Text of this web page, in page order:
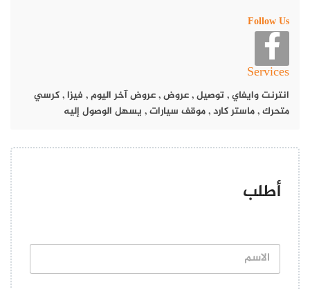
موقعمطعم آشا
يقع مطعم آشا في ​ بيراميدز، وافي مول طريق عود ميثاء مدينة دبي
في دولة الإمارات العربية المتحدة.
منيومطعم آشا
لقد نجحت آشا بهوسل في جذب الجماهير حول العالم لأكثر من سبعة
عقود. باعتباره الاسم والقوة الإبداعية وراء أول سلسلة مطاعم هندية
في قارتين.
Follow Us
Services
انترنت وايفاي, توصيل,عروض,عروض آخر اليوم, فيزا,كرسي
متحرك,ماستر كارد,موقف سيارات, يسهل الوصول إليه
أطلب
ا
ا